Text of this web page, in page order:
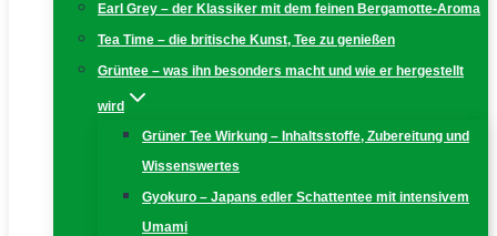
Earl Grey – der Klassiker mit dem feinen Bergamotte-Aroma
Tea Time – die britische Kunst, Tee zu genießen
Grüntee – was ihn besonders macht und wie er hergestellt
wird
Grüner Tee Wirkung – Inhaltsstoffe, Zubereitung und
Wissenswertes
Gyokuro – Japans edler Schattentee mit intensivem
Umami